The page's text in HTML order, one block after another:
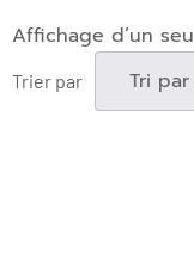
Trier par
Affichage d’un